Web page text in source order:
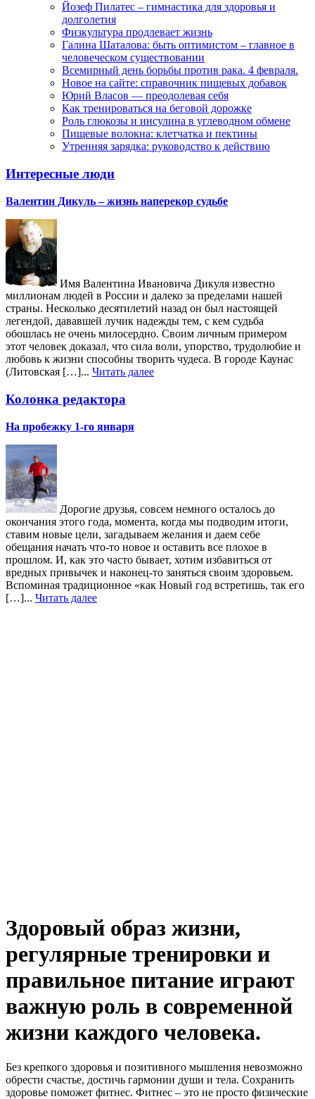
Йозеф Пилатес – гимнастика для здоровья и
долголетия
Физкультура продлевает жизнь
Галина Шаталова: быть оптимистом – главное в
человеческом существовании
Всемирный день борьбы против рака. 4 февраля.
Новое на сайте: справочник пищевых добавок
Юрий Власов — преодолевая себя
Как тренироваться на беговой дорожке
Роль глюкозы и инсулина в углеводном обмене
Пищевые волокна: клетчатка и пектины
Утренняя зарядка: руководство к действию
Интересные люди
Валентин Дикуль – жизнь наперекор судьбе
Имя Валентина Ивановича Дикуля известно
миллионам людей в России и далеко за пределами нашей
страны. Несколько десятилетий назад он был настоящей
легендой, дававшей лучик надежды тем, с кем судьба
обошлась не очень милосердно. Своим личным примером
этот человек доказал, что сила воли, упорство, трудолюбие и
любовь к жизни способны творить чудеса. В городе Каунас
(Литовская […]... Читать далее
Колонка редактора
На пробежку 1-го января
Дорогие друзья, совсем немного осталось до
окончания этого года, момента, когда мы подводим итоги,
ставим новые цели, загадываем желания и даем себе
обещания начать что-то новое и оставить все плохое в
прошлом. И, как это часто бывает, хотим избавиться от
вредных привычек и наконец-то заняться своим здоровьем.
Вспоминая традиционное «как Новый год встретишь, так его
[…]... Читать далее
Здоровый образ жизни,
регулярные тренировки и
правильное питание играют
важную роль в современной
жизни каждого человека.
Без крепкого здоровья и позитивного мышления невозможно
обрести счастье, достичь гармонии души и тела. Сохранить
здоровье поможет фитнес. Фитнес – это не просто физические